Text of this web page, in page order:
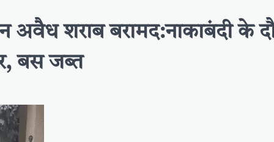
अवैध शराब बरामद:नाकाबंदी के
बस जब्त